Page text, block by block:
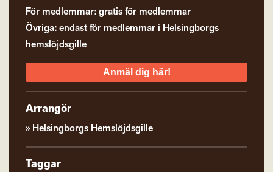
För medlemmar: gratis för medlemmar
Övriga: endast för medlemmar i Helsingborgs
hemslöjdsgille
Anmäl dig här!
Arrangör
Helsingborgs Hemslöjdsgille
Taggar